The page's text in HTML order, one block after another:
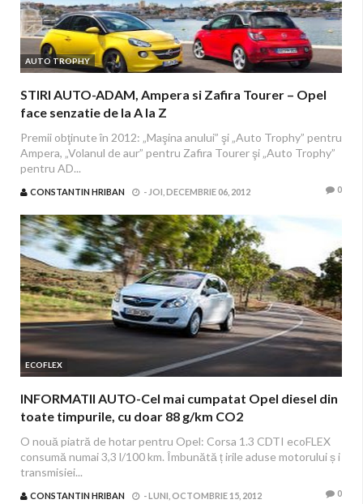
AUTO TROPHY
STIRI AUTO-ADAM, Ampera si Zafira Tourer – Opel
face senzatie de la A la Z
Premii obţinute în 2012: „Maşina anului” şi „Auto Trophy” pentru
Ampera, „Volanul de aur” pentru Zafira Tourer şi „Auto Trophy”
pentru AD...
CONSTANTIN HRIBAN - JOI, DECEMBRIE 06, 2012 0
ECOFLEX
INFORMATII AUTO-Cel mai cumpatat Opel diesel din
toate timpurile, cu doar 88 g/km CO2
O nouă piatră de hotar pentru Opel: Corsa 1.3 CDTI ecoFLEX
consumă numai 3,3 l/100 km. Îmbunătă ț irile aduse motorului ș i
transmisiei...
CONSTANTIN HRIBAN -LUNI, OCTOMBRIE 15, 2012 0